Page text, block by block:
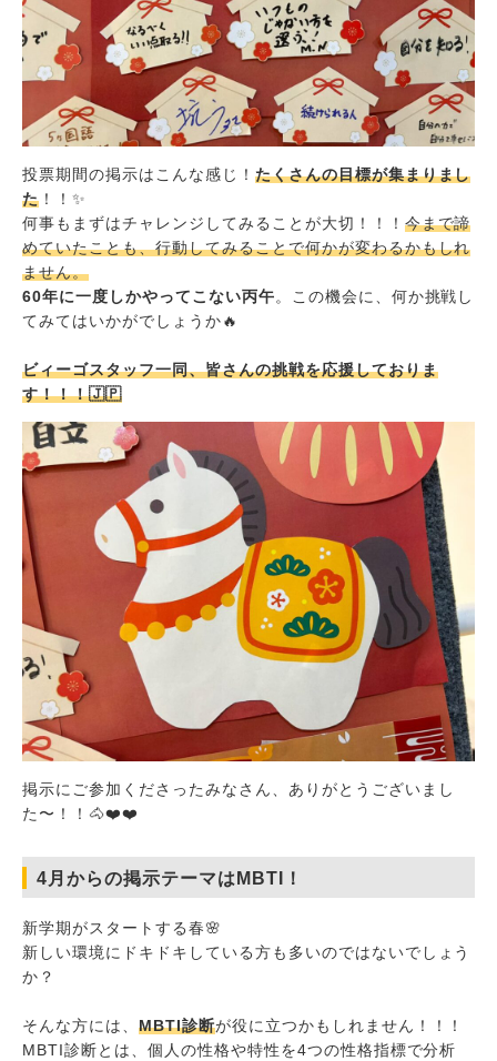
投票期間の掲示はこんな感じ！ たくさんの目標が集まりまし
た！！✨
何事もまずはチャレンジしてみることが大切！！！ 今まで諦
めていたことも、行動してみることで何かが変わるかもしれ
ません。
60年に一度しかやってこない丙午。この機会に、何か挑戦し
てみてはいかがでしょうか🔥
ビィーゴスタッフ一同、皆さんの挑戦を応援しておりま
す！！！🇯🇵
掲示にご参加くださったみなさん、ありがとうございまし
た〜！！🐴❤️❤️
4月からの掲示テーマはMBTI！
新学期がスタートする春🌸
新しい環境にドキドキしている方も多いのではないでしょう
か？
そんな方には、 MBTI診断が役に立つかもしれません！！！
MBTI診断とは、個人の性格や特性を4つの性格指標で分析